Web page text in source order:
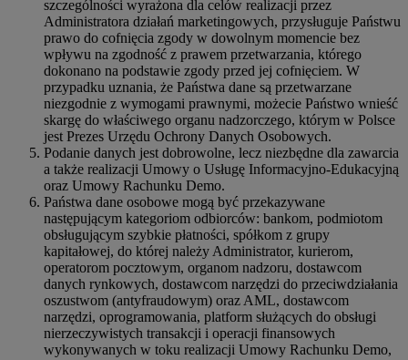
szczególności wyrażona dla celów realizacji przez
Administratora działań marketingowych, przysługuje Państwu
prawo do cofnięcia zgody w dowolnym momencie bez
wpływu na zgodność z prawem przetwarzania, którego
dokonano na podstawie zgody przed jej cofnięciem. W
przypadku uznania, że Państwa dane są przetwarzane
niezgodnie z wymogami prawnymi, możecie Państwo wnieść
skargę do właściwego organu nadzorczego, którym w Polsce
jest Prezes Urzędu Ochrony Danych Osobowych.
Podanie danych jest dobrowolne, lecz niezbędne dla zawarcia
a także realizacji Umowy o Usługę Informacyjno-Edukacyjną
oraz Umowy Rachunku Demo.
Państwa dane osobowe mogą być przekazywane
następującym kategoriom odbiorców: bankom, podmiotom
obsługującym szybkie płatności, spółkom z grupy
kapitałowej, do której należy Administrator, kurierom,
operatorom pocztowym, organom nadzoru, dostawcom
danych rynkowych, dostawcom narzędzi do przeciwdziałania
oszustwom (antyfraudowym) oraz AML, dostawcom
narzędzi, oprogramowania, platform służących do obsługi
nierzeczywistych transakcji i operacji finansowych
wykonywanych w toku realizacji Umowy Rachunku Demo,